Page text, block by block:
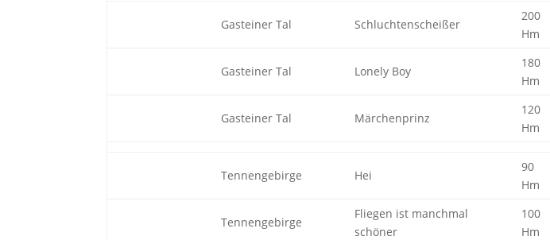
Gasteiner Tal Schluchtenscheißer
200
Hm
Gasteiner Tal Lonely Boy
180
Hm
Gasteiner Tal Märchenprinz
120
Hm
Tennengebirge Hei
90
Hm
Tennengebirge
Fliegen ist manchmal
schöner
100
Hm